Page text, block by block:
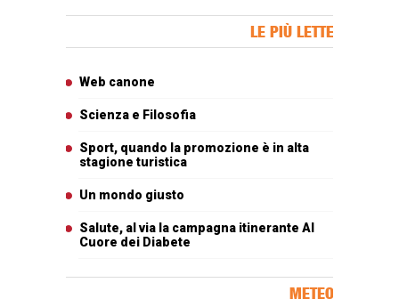
LE PIÙ LETTE
Web canone
Scienza e Filosofia
Sport, quando la promozione è in alta
stagione turistica
Un mondo giusto
Salute, al via la campagna itinerante Al
Cuore dei Diabete
METEO